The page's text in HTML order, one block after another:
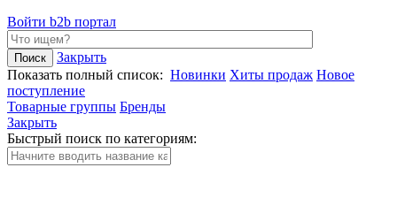
Войти b2b портал
Закрыть
Показать полный список: Новинки Хиты продаж Новое
поступление
Товарные группы Бренды
Закрыть
Быстрый поиск по категориям: